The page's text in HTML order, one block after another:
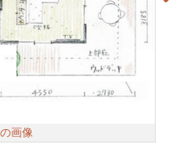
画像